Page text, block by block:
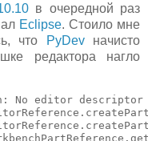
в очередной раз
Eclipse. Стоило мне
что
PyDevначисто
редактора нагло
No editor